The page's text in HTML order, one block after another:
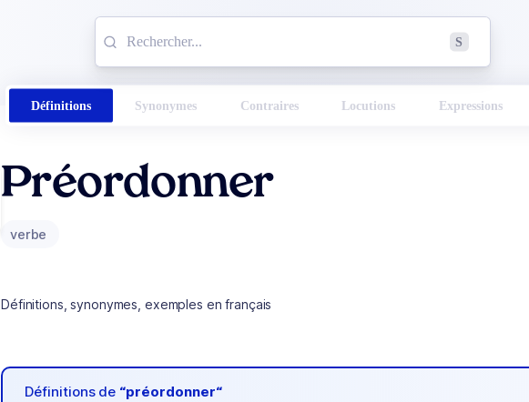
S
Définitions Synonymes Contraires Locutions Expressions
Préordonner
verbe
Définitions, synonymes, exemples en français
Définitions de “préordonner“